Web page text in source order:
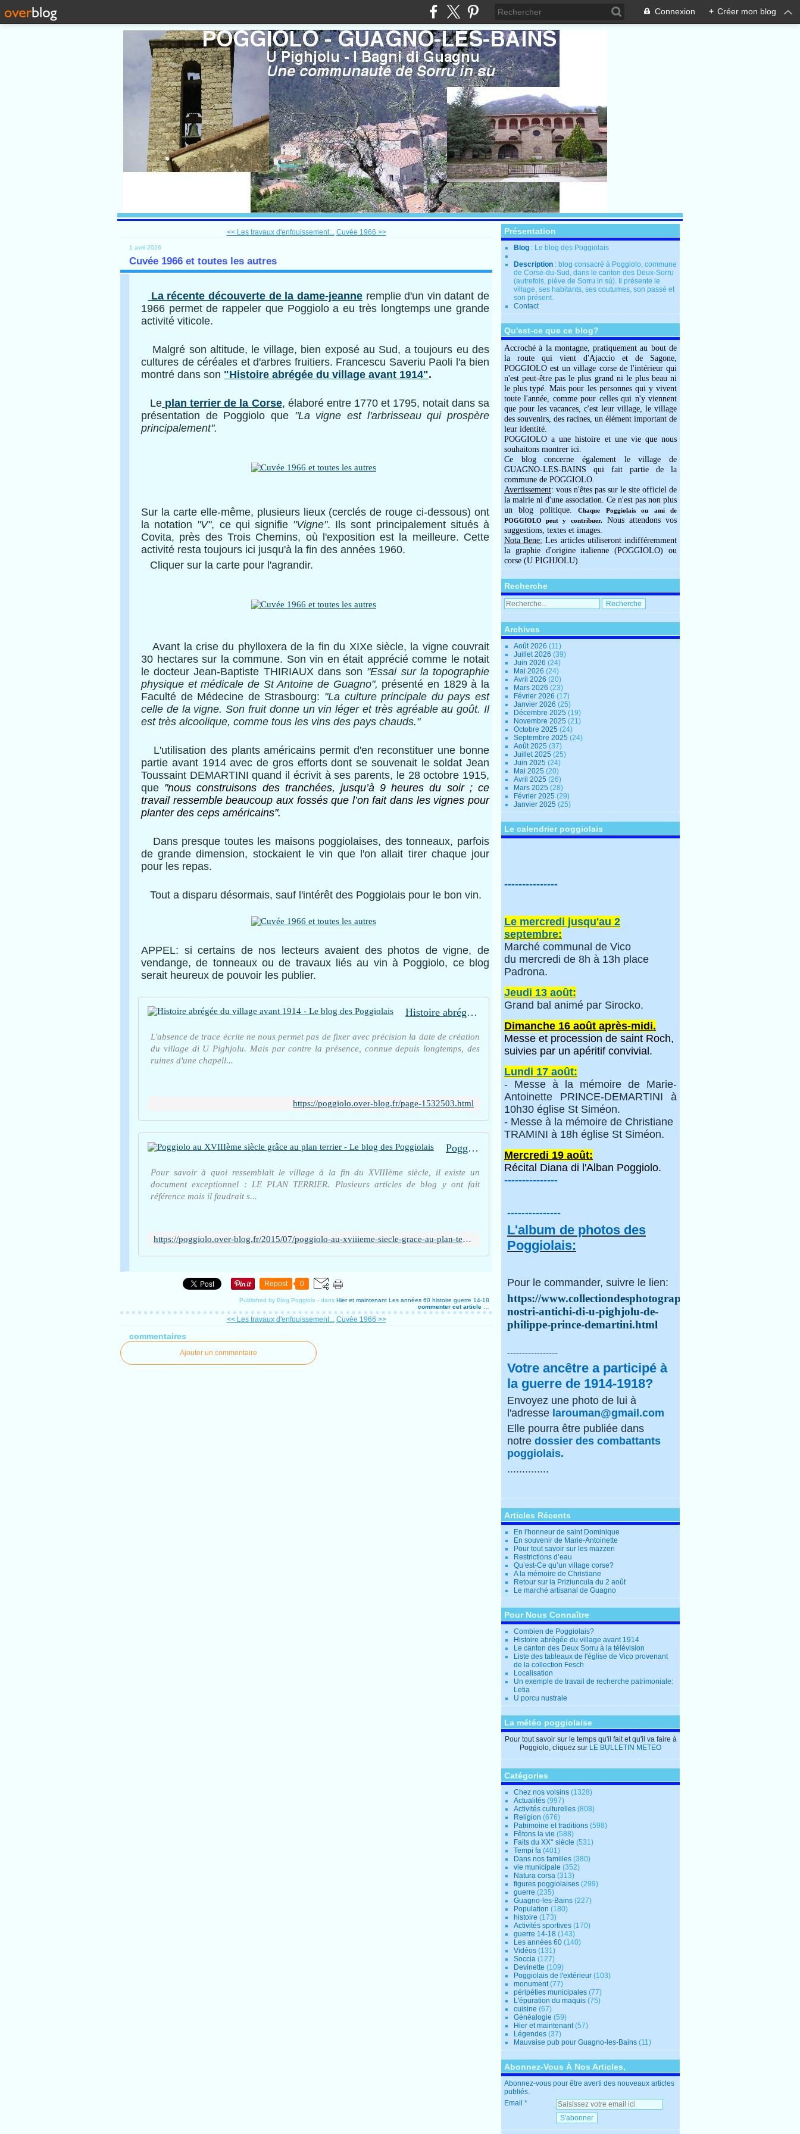
Connexion + Créer mon blog
<< Les travaux d'enfouissement... Cuvée 1966 >>
1 avril 2026
Cuvée 1966 et toutes les autres
La récente découverte de la dame-jeanneremplie d'un vin datant de
1966 permet de rappeler que Poggiolo a eu très longtemps une grande
activité viticole.
Malgré son altitude, le village, bien exposé au Sud, a toujours eu des
cultures de céréales et d'arbres fruitiers. Francescu Saveriu Paoli l'a bien
montré dans son "Histoire abrégée du village avant 1914".
Le plan terrier de la Corse, élaboré entre 1770 et 1795, notait dans sa
présentation de Poggiolo que "La vigne est l'arbrisseau qui prospère
principalement".
Sur la carte elle-même, plusieurs lieux (cerclés de rouge ci-dessous) ont
la notation "V", ce qui signifie "Vigne". Ils sont principalement situés à
Covita, près des Trois Chemins, où l'exposition est la meilleure. Cette
activité resta toujours ici jusqu'à la fin des années 1960.
Cliquer sur la carte pour l'agrandir.
Avant la crise du phylloxera de la fin du XIXe siècle, la vigne couvrait
30 hectares sur la commune. Son vin en était apprécié comme le notait
le docteur Jean-Baptiste THIRIAUX dans son "Essai sur la topographie
physique et médicale de St Antoine de Guagno", présenté en 1829 à la
Faculté de Médecine de Strasbourg: "La culture principale du pays est
celle de la vigne. Son fruit donne un vin léger et très agréable au goût. Il
est très alcoolique, comme tous les vins des pays chauds."
L'utilisation des plants américains permit d'en reconstituer une bonne
partie avant 1914 avec de gros efforts dont se souvenait le soldat Jean
Toussaint DEMARTINI quand il écrivit à ses parents, le 28 octobre 1915,
que "nous construisons des tranchées, jusqu’à 9 heures du soir ; ce
travail ressemble beaucoup aux fossés que l’on fait dans les vignes pour
planter des ceps américains".
Dans presque toutes les maisons poggiolaises, des tonneaux, parfois
de grande dimension, stockaient le vin que l'on allait tirer chaque jour
pour les repas.
Tout a disparu désormais, sauf l'intérêt des Poggiolais pour le bon vin.
APPEL: si certains de nos lecteurs avaient des photos de vigne, de
vendange, de tonneaux ou de travaux liés au vin à Poggiolo, ce blog
serait heureux de pouvoir les publier.
Histoire abrégée du village avant 1914 - Le blog des Poggiolais
L'absence de trace écrite ne nous permet pas de fixer avec précision la date de création
du village di U Pighjolu. Mais par contre la présence, connue depuis longtemps, des
ruines d'une chapell...
https://poggiolo.over-blog.fr/page-1532503.html
Poggiolo au XVIIIème siècle grâce au plan terrier - Le blog des Poggiolais
Pour savoir à quoi ressemblait le village à la fin du XVIIIème siècle, il existe un
document exceptionnel : LE PLAN TERRIER. Plusieurs articles de blog y ont fait
référence mais il faudrait s...
https://poggiolo.over-blog.fr/2015/07/poggiolo-au-xviiieme-siecle-grace-au-plan-terrier.html
Repost 0
Published by Blog Poggiolo - dans Hier et maintenant Les années 60 histoire guerre 14-18
commenter cet article
<< Les travaux d'enfouissement... Cuvée 1966 >>
commentaires
Ajouter un commentaire
Présentation
Blog : Le blog des Poggiolais
Description : blog consacré à Poggiolo, commune
de Corse-du-Sud, dans le canton des Deux-Sorru
(autrefois, piève de Sorru in sù). Il présente le
village, ses habitants, ses coutumes, son passé et
son présent.
Contact
Qu'est-ce que ce blog?
Accroché à la montagne, pratiquement au bout de
la route qui vient d'Ajaccio et de Sagone,
POGGIOLO est un village corse de l'intérieur qui
n'est peut-être pas le plus grand ni le plus beau ni
le plus typé. Mais pour les personnes qui y vivent
toute l'année, comme pour celles qui n'y viennent
que pour les vacances, c'est leur village, le village
des souvenirs, des racines, un élément important de
leur identité.
POGGIOLO a une histoire et une vie que nous
souhaitons montrer ici.
Ce blog concerne également le village de
GUAGNO-LES-BAINS qui fait partie de la
commune de POGGIOLO.
Avertissement: vous n'êtes pas sur le site officiel de
la mairie ni d'une association. Ce n'est pas non plus
un blog politique.Chaque Poggiolais ou ami de
POGGIOLO peut y contribuer.Nous attendons vos
suggestions, textes et images.
Nota Bene: Les articles utiliseront indifféremment
la graphie d'origine italienne (POGGIOLO) ou
corse (U PIGHJOLU).
Recherche
Archives
Août 2026 (11)
Juillet 2026 (39)
Juin 2026 (24)
Mai 2026 (24)
Avril 2026 (20)
Mars 2026 (23)
Février 2026 (17)
Janvier 2026 (25)
Décembre 2025 (19)
Novembre 2025 (21)
Octobre 2025 (24)
Septembre 2025 (24)
Août 2025 (37)
Juillet 2025 (25)
Juin 2025 (24)
Mai 2025 (20)
Avril 2025 (26)
Mars 2025 (28)
Février 2025 (29)
Janvier 2025 (25)
Le calendrier poggiolais
---------------
Le mercredi jusqu'au 2
septembre:
Marché communal de Vico
du mercredi de 8h à 13h place
Padrona.
Jeudi 13 août:
Grand bal animé par Sirocko.
Dimanche 16 août après-midi.
Messe et procession de saint Roch,
suivies par un apéritif convivial.
Lundi 17 août:
- Messe à la mémoire de Marie-
Antoinette PRINCE-DEMARTINI à
10h30 église St Siméon.
- Messe à la mémoire de Christiane
TRAMINI à 18h église St Siméon.
Mercredi 19 août:
Récital Diana di l'Alban Poggiolo.
---------------
---------------
L'album de photos des
Poggiolais:
Pour le commander, suivre le lien:
https://www.collectiondesphotographes.com/i-
nostri-antichi-di-u-pighjolu-de-
philippe-prince-demartini.html
-----------------
Votre ancêtre a participé à
la guerre de 1914-1918?
Envoyez une photo de lui à
l'adresse larouman@gmail.com
Elle pourra être publiée dans
notre dossier des combattants
poggiolais.
..............
Articles Récents
En l'honneur de saint Dominique
En souvenir de Marie-Antoinette
Pour tout savoir sur les mazzeri
Restrictions d’eau
Qu’est-Ce qu’un village corse?
A la mémoire de Christiane
Retour sur la Priziuncula du 2 août
Le marché artisanal de Guagno
Pour Nous Connaître
Combien de Poggiolais?
Histoire abrégée du village avant 1914
Le canton des Deux Sorru à la télévision
Liste des tableaux de l'église de Vico provenant
de la collection Fesch
Localisation
Un exemple de travail de recherche patrimoniale:
Letia
U porcu nustrale
La météo poggiolaise
Pour tout savoir sur le temps qu'il fait et qu'il va faire à
Poggiolo, cliquez sur LE BULLETIN METEO
Catégories
Chez nos voisins (1328)
Actualités (997)
Activités culturelles (808)
Religion (676)
Patrimoine et traditions (598)
Fêtons la vie (588)
Faits du XX° siècle (531)
Tempi fa (401)
Dans nos familles (380)
vie municipale (352)
Natura corsa (313)
figures poggiolaises (299)
guerre (235)
Guagno-les-Bains (227)
Population (180)
histoire (173)
Activités sportives (170)
guerre 14-18 (143)
Les années 60 (140)
Vidéos (131)
Soccia (127)
Devinette (109)
Poggiolais de l'extérieur (103)
monument(77)
péripéties municipales (77)
L'épuration du maquis (75)
cuisine (67)
Généalogie (59)
Hier et maintenant(57)
Légendes (37)
Mauvaise pub pour Guagno-les-Bains (11)
Abonnez-Vous À Nos Articles,
Abonnez-vous pour être averti des nouveaux articles
publiés.
Email